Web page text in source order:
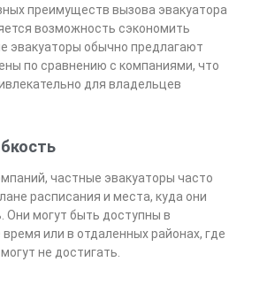
преимуществ вызова эвакуатора
возможность сэкономить
эвакуаторы обычно предлагают
по сравнению с компаниями, что
для владельцев
частные эвакуаторы часто
расписания и места, куда они
Они могут быть доступны в
или в отдаленных районах, где
не достигать.